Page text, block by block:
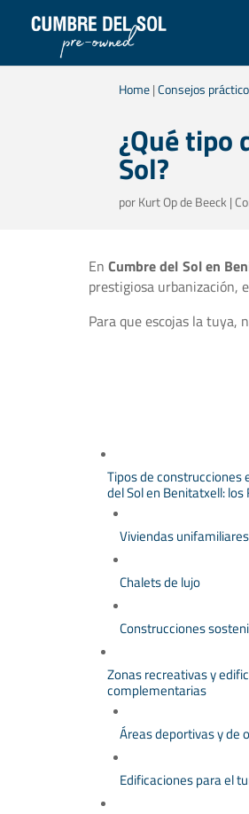
Home|Consejos
¿Qué tipo
Sol?
porKurt Op de Beeck |
EnCumbre del Sol en
prestigiosa urbanización,
Para que escojas la tuya,
Tipos de construcciones
del Sol en Benitatxell: los
Viviendas unifamiliares
Chalets de lujo
Construcciones
Zonas recreativas y
complementarias
Áreas deportivas y de
Edificaciones para el